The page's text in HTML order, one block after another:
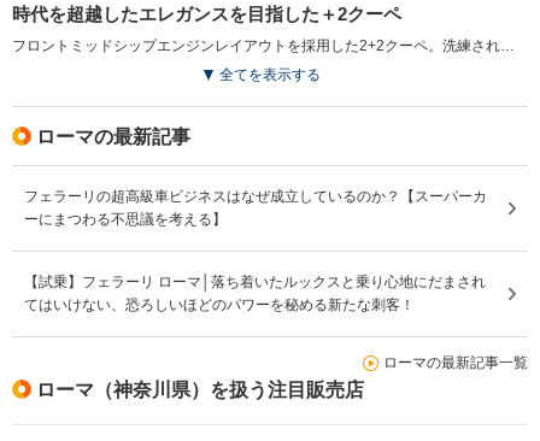
時代を超越したエレガンスを目指した＋2クーペ
フロントミッドシップエンジンレイアウトを採用した2+2クーペ。洗練されたプロポーションと時代を超越したデザインに加え、比類のないパフォーマンスとハンドリングも実現させている。独自のパフォーマンスとスタイルは、1950～60年代のローマを特徴づけるような、気ままで楽しい当時の生活スタイルを表現したもの。エンジンは、最高出力620ps／最大トルク760N・mを発生する、3.8L V8ターボで、新設計の8速デュアルクラッチミッションとの組み合わせで、0-100km/h加速3.4秒、最高速度320km/hを実現している。リアウインドウに組み込まれた可動式のリアスポイラーが圧倒的なダウンフォースを確保。セグメントで最も優れたパワーウェイトレシオを誇る。（2020.4）
全てを表示する
ローマの最新記事
フェラーリの超高級車ビジネスはなぜ成立しているのか？【スーパーカ
ーにまつわる不思議を考える】
【試乗】フェラーリ ローマ│落ち着いたルックスと乗り心地にだまされ
てはいけない、恐ろしいほどのパワーを秘める新たな刺客！
ローマの最新記事一覧
ローマ（神奈川県）を扱う注目販売店